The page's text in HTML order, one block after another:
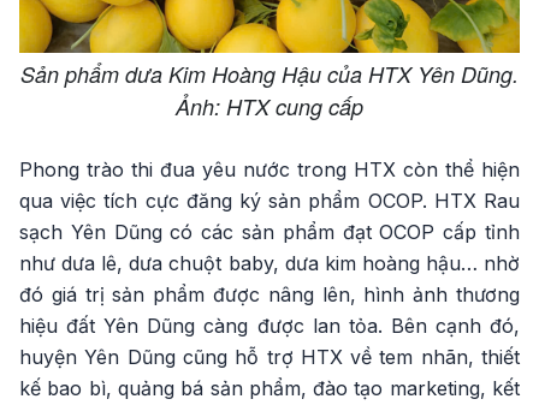
Sản phẩm dưa Kim Hoàng Hậu của HTX Yên Dũng.
Ảnh: HTX cung cấp
Phong trào thi đua yêu nước trong HTX còn thể hiện
qua việc tích cực đăng ký sản phẩm OCOP. HTX Rau
sạch Yên Dũng có các sản phẩm đạt OCOP cấp tỉnh
như dưa lê, dưa chuột baby, dưa kim hoàng hậu… nhờ
đó giá trị sản phẩm được nâng lên, hình ảnh thương
hiệu đất Yên Dũng càng được lan tỏa. Bên cạnh đó,
huyện Yên Dũng cũng hỗ trợ HTX về tem nhãn, thiết
kế bao bì, quảng bá sản phẩm, đào tạo marketing, kết